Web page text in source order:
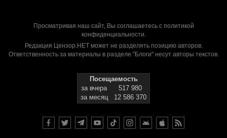
Просматривая наш сайт, Вы соглашаетесь с политикой
конфиденциальности.
Редакция Цензор.НЕТ может не разделять позицию авторов.
Ответственность за материалы в разделе "Блоги" несут авторы текстов.
Посещаемость
за вчера
517 980
за месяц
12 586 370